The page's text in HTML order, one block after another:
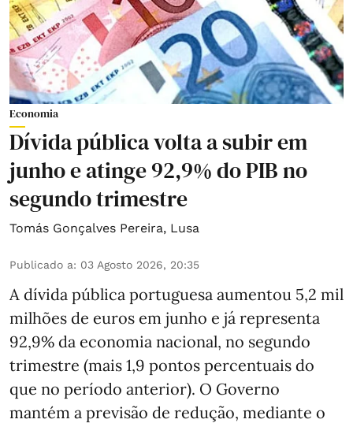
Economia
Dívida pública volta a subir em
junho e atinge 92,9% do PIB no
segundo trimestre
Tomás Gonçalves Pereira, Lusa
Publicado a: 03 Agosto 2026, 20:35
A dívida pública portuguesa aumentou 5,2 mil
milhões de euros em junho e já representa
92,9% da economia nacional, no segundo
trimestre (mais 1,9 pontos percentuais do
que no período anterior). O Governo
mantém a previsão de redução, mediante o